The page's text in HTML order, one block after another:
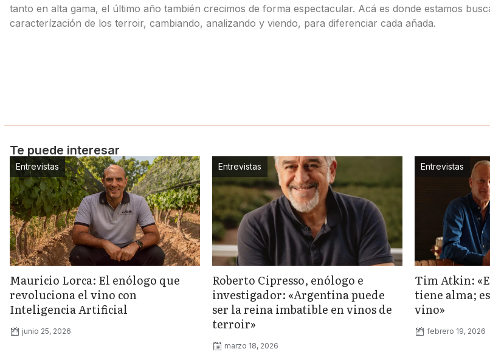
tanto en alta gama, el último año también crecimos de forma espectacular. Acá es donde estamos
caracterízación de los terroir, cambiando, analizando y viendo, para diferenciar cada añada.
Te puede interesar
Entrevistas
Mauricio Lorca: El enólogo que
revoluciona el vino con
Inteligencia Artificial
junio 25, 2026
Entrevistas
Roberto Cipresso, enólogo e
investigador: «Argentina puede
ser la reina imbatible en vinos de
terroir»
marzo 18, 2026
Entrevistas
Tim Atkin:
tiene alma;
vino»
febrero 19, 2026